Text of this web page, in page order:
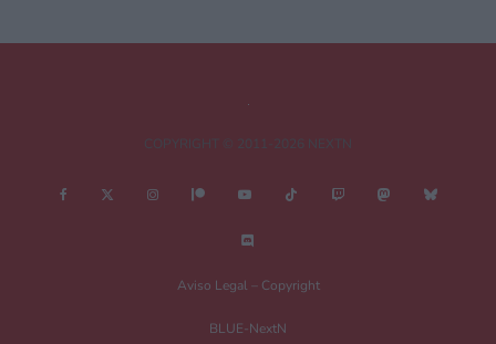
Aviso Legal – Copyright
BLUE-NextN